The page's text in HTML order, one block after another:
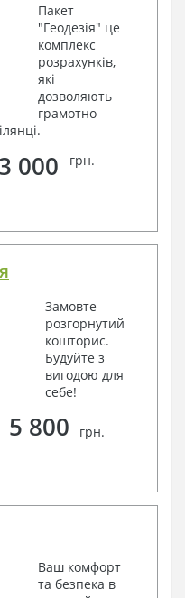
Пакет
"Геодезія" це
комплекс
розрахунків,
які
дозволяють
грамотно
3 000 грн.
Замовте
розгорнутий
кошторис.
Будуйте з
вигодою для
себе!
5 800 грн.
Ваш комфорт
та безпека в